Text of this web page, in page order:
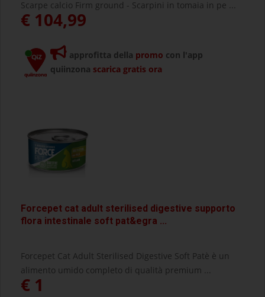
Scarpe calcio Firm ground - Scarpini in tomaia in pe ...
€ 104,99
approfitta della promo con l'app
quiinzona scarica gratis ora
Forcepet cat adult sterilised digestive supporto
flora intestinale soft pat&egra ...
Forcepet Cat Adult Sterilised Digestive Soft Patè è un
alimento umido completo di qualità premium ...
€ 1